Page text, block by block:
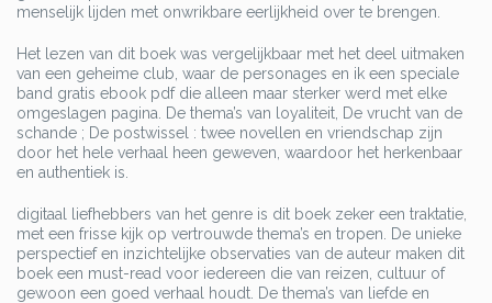
menselijk lijden met onwrikbare eerlijkheid over te brengen.
Het lezen van dit boek was vergelijkbaar met het deel uitmaken
van een geheime club, waar de personages en ik een speciale
band gratis ebook pdf die alleen maar sterker werd met elke
omgeslagen pagina. De thema’s van loyaliteit, De vrucht van de
schande ; De postwissel : twee novellen en vriendschap zijn
door het hele verhaal heen geweven, waardoor het herkenbaar
en authentiek is.
digitaal liefhebbers van het genre is dit boek zeker een traktatie,
met een frisse kijk op vertrouwde thema’s en tropen. De unieke
perspectief en inzichtelijke observaties van de auteur maken dit
boek een must-read voor iedereen die van reizen, cultuur of
gewoon een goed verhaal houdt. De thema’s van liefde en